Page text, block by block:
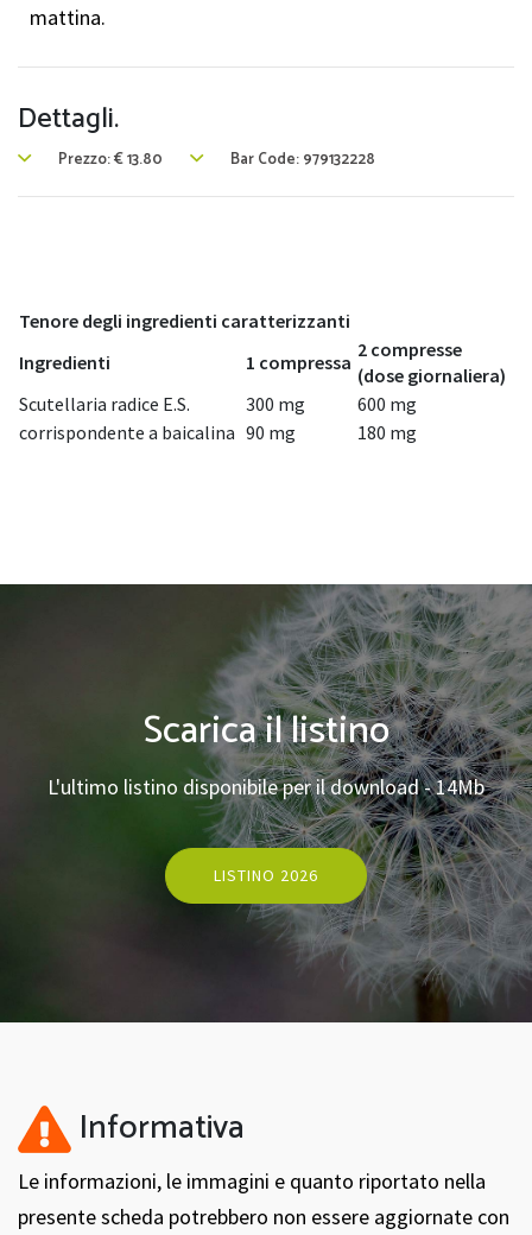
mattina.
Dettagli.
Prezzo:€13.80 Bar Code: 979132228
Tenore degli ingredienti caratterizzanti
Ingredienti
1 compressa
2 compresse
(dose giornaliera)
Scutellaria radice E.S.
300 mg
600 mg
corrispondente a baicalina 90 mg 180 mg
Scarica il listino
L'ultimo listino disponibile per il download - 14Mb
LISTINO 2026
Informativa
Le informazioni, le immagini e quanto riportato nella
presente scheda potrebbero non essere aggiornate con